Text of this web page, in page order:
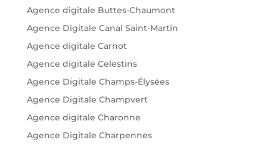
Agence digitale Buttes-Chaumont
Agence Digitale Canal Saint-Martin
Agence digitale Carnot
Agence digitale Celestins
Agence Digitale Champs-Élysées
Agence Digitale Champvert
Agence digitale Charonne
Agence Digitale Charpennes